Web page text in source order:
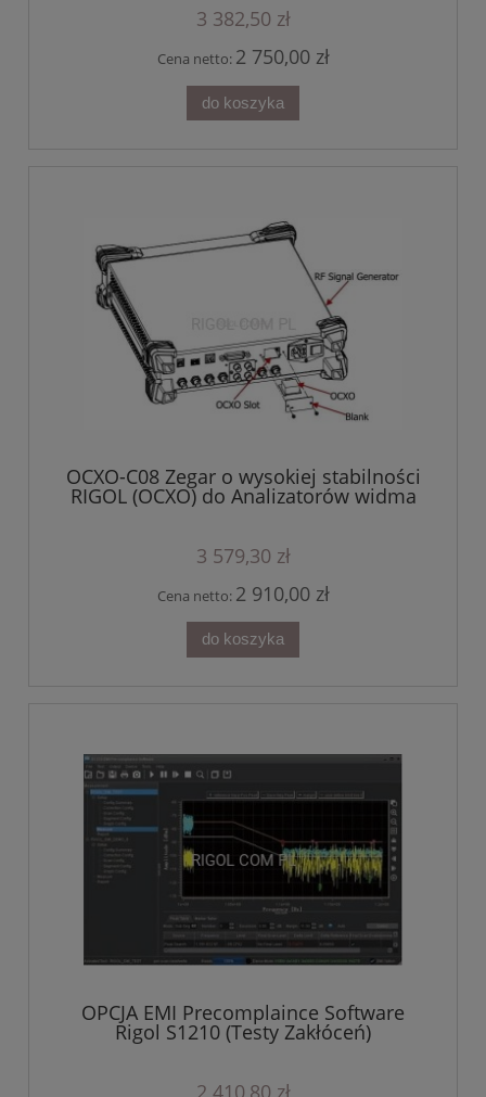
3 382,50 zł
Cena netto: 2 750,00 zł
do koszyka
OCXO-C08 Zegar o wysokiej stabilności
RIGOL (OCXO) do Analizatorów widma
RSA3000/RSA5000
3 579,30 zł
Cena netto: 2 910,00 zł
do koszyka
OPCJA EMI Precomplaince Software
Rigol S1210 (Testy Zakłóceń)